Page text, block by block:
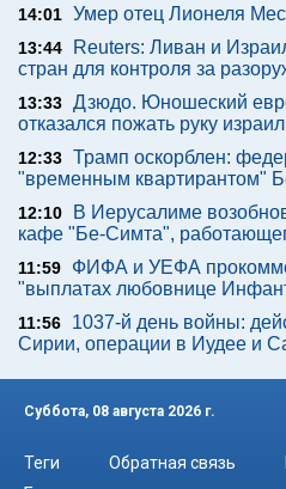
14:01 Умер отец Лионеля
13:44
Reuters: Ливан и
стран для контроля за
13:33 Дзюдо. Юношеский
отказался пожать руку
12:33 Трамп оскорблен:
"временным квартирантом"
12:10
В Иерусалиме
кафе "Бе-Симта",
11:59
ФИФА и УЕФА
"выплатах любовнице
11:56
1037-й день войны:
Сирии, операции в Иудее и
Суббота, 08 августа 2026 г.
Теги Обратная связь